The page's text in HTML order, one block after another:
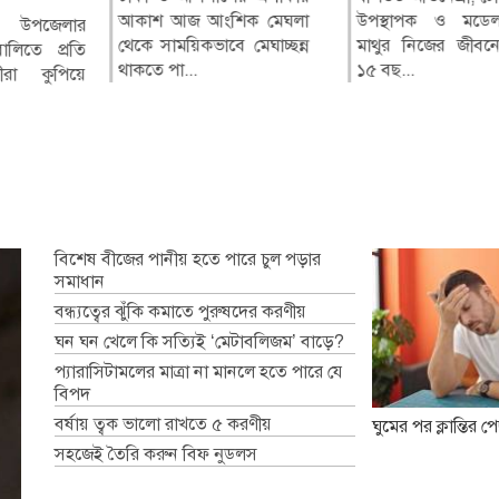
উপজেলার
প্রতি
কুপিয়ে
বিমানবন্দরের বহির্গমন
টার্মিনালের বলাকা লাউঞ্জে
আগু...
কাজী রওনাকুল
টিপু
পিরোজপুর
গভীর
(৭) ও
আকাশ আজ আংশিক মেঘলা
থেকে সাময়িকভাবে মেঘাচ্ছন্ন
থাকতে পা...
উপস্থাপক ও
মাথুর নিজের
১৫ বছ...
বিশেষ বীজের পানীয় হতে পারে চুল পড়ার
সমাধান
বন্ধ্যত্বের ঝুঁকি কমাতে পুরুষদের করণীয়
ঘন ঘন খেলে কি সত্যিই ‘মেটাবলিজম’ বাড়ে?
প্যারাসিটামলের মাত্রা না মানলে হতে পারে যে
বিপদ
বর্ষায় ত্বক ভালো রাখতে ৫ করণীয়
সহজেই তৈরি করুন বিফ নুডলস
ঘুমের পর ক্লান্তির